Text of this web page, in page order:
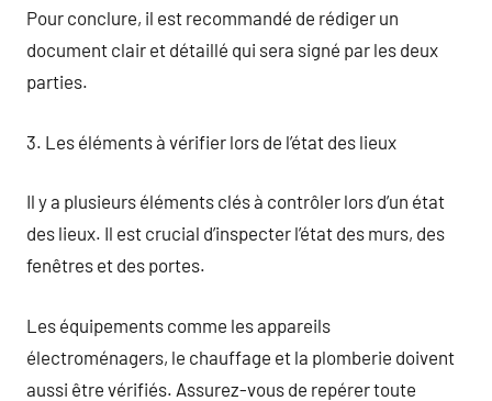
Pour conclure, il est recommandé de rédiger un
document clair et détaillé qui sera signé par les deux
parties.
3. Les éléments à vérifier lors de l’état des lieux
Il y a plusieurs éléments clés à contrôler lors d’un état
des lieux. Il est crucial d’inspecter l’état des murs, des
fenêtres et des portes.
Les équipements comme les appareils
électroménagers, le chauffage et la plomberie doivent
aussi être vérifiés. Assurez-vous de repérer toute